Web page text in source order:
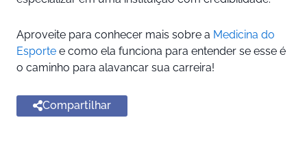
Aproveite para conhecer mais sobre a Medicina do
Esporte e como ela funciona para entender se esse é
o caminho para alavancar sua carreira!
Compartilhar